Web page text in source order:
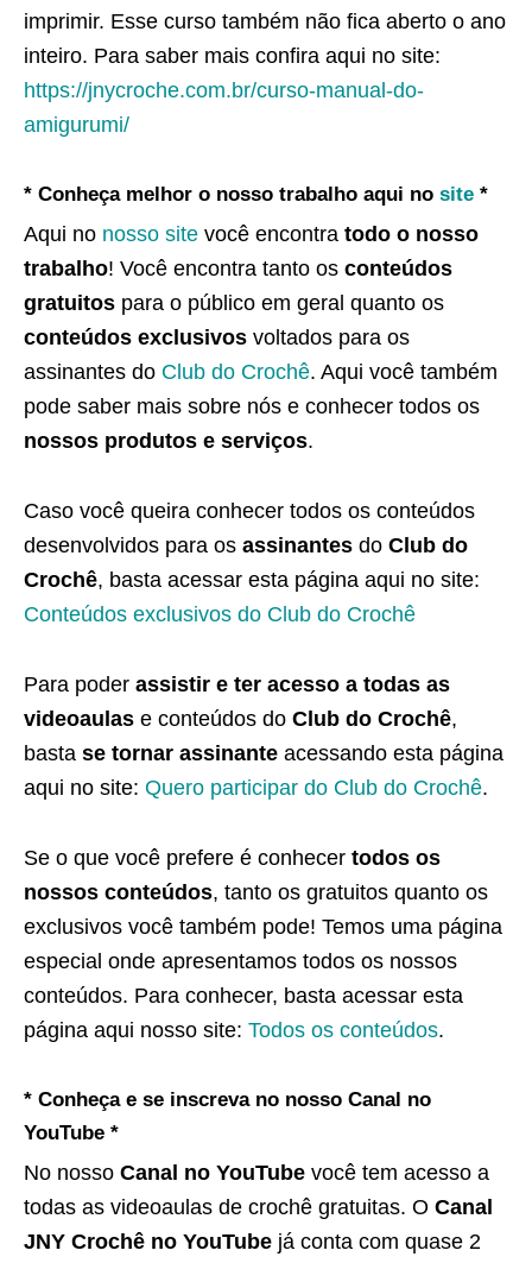
imprimir. Esse curso também não fica aberto o ano
inteiro. Para saber mais confira aqui no site:
https://jnycroche.com.br/curso-manual-do-
amigurumi/
* Conheça melhor o nosso trabalho aqui no site *
Aqui no nosso site você encontra todo o nosso
trabalho! Você encontra tanto os conteúdos
gratuitos para o público em geral quanto os
conteúdos exclusivos voltados para os
assinantes do Club do Crochê. Aqui você também
pode saber mais sobre nós e conhecer todos os
nossos produtos e serviços.
Caso você queira conhecer todos os conteúdos
desenvolvidos para os assinantes do Club do
Crochê, basta acessar esta página aqui no site:
Conteúdos exclusivos do Club do Crochê
Para poder assistir e ter acesso a todas as
videoaulas e conteúdos do Club do Crochê,
basta se tornar assinante acessando esta página
aqui no site: Quero participar do Club do Crochê.
Se o que você prefere é conhecer todos os
nossos conteúdos, tanto os gratuitos quanto os
exclusivos você também pode! Temos uma página
especial onde apresentamos todos os nossos
conteúdos. Para conhecer, basta acessar esta
página aqui nosso site: Todos os conteúdos.
* Conheça e se inscreva no nosso Canal no
YouTube *
No nosso Canal no YouTube você tem acesso a
todas as videoaulas de crochê gratuitas. O Canal
JNY Crochê no YouTube já conta com quase 2